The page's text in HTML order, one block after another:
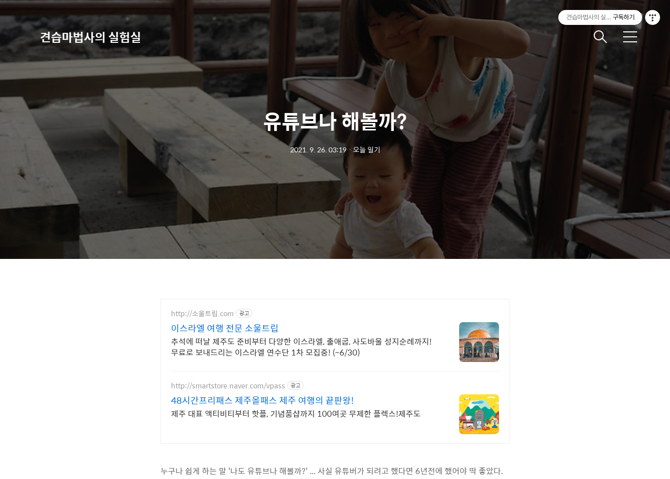
견습마법사의 실험실 메
유튜브나 해볼까?
2021. 9. 26. 03:19ㆍ 오늘 일기
http://소울트립.com 광고
이스라엘 여행 전문 소울트립
추석에 떠날 제주도 준비부터 다양한 이스라엘, 출애굽, 사도바울 성지순례까지!
무료로 보내드리는 이스라엘 연수단 1차 모집중! (~6/30)
http://smartstore.naver.com/vpass 광고
48시간프리패스 제주올패스 제주 여행의 끝판왕!
제주 대표 액티비티부터 핫플, 기념품샵까지 100여곳 무제한 플렉스!제주도
누구나 쉽게 하는 말 '나도 유튜브나 해볼까?' ... 사실 유튜버가 되려고 했다면 6년전에 했어야 딱 좋았다.
견습마법사의 실험실구독하기